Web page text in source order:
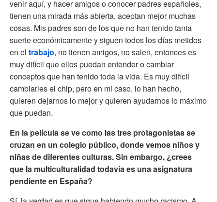
venir aquí, y hacer amigos o conocer padres españoles,
tienen una mirada más abierta, aceptan mejor muchas
cosas. Mis padres son de los que no han tenido tanta
suerte económicamente y siguen todos los días metidos
en el trabajo, no tienen amigos, no salen, entonces es
muy difícil que ellos puedan entender o cambiar
conceptos que han tenido toda la vida. Es muy difícil
cambiarles el chip, pero en mi caso, lo han hecho,
quieren dejarnos lo mejor y quieren ayudarnos lo máximo
que puedan.
En la película se ve como las tres protagonistas se
cruzan en un colegio público, donde vemos niños y
niñas de diferentes culturas. Sin embargo, ¿crees
que la multiculturalidad todavía es una asignatura
pendiente en España?